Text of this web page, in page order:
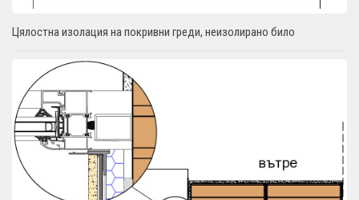
Цялостна изолация на покривни греди, неизолирано било